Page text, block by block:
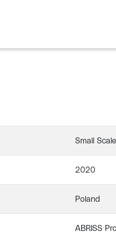
Small
2020
Poland
ABRISS